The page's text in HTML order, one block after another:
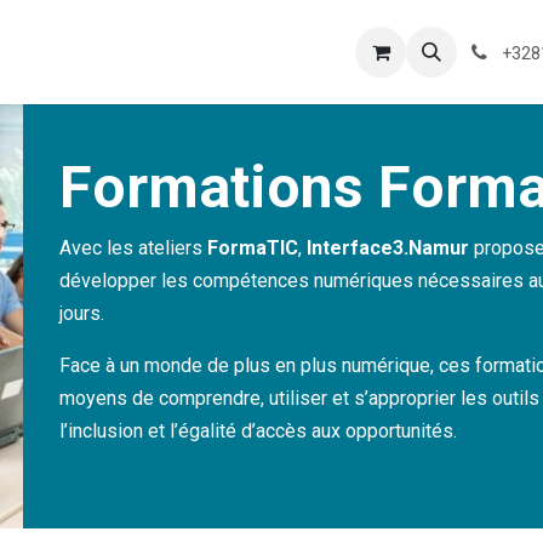
Formations
Avec les ateliers FormaTIC, Interface3.Namur
développer les compétences numériques nécessaires
jours.
Face à un monde de plus en plus numérique, ces
moyens de comprendre, utiliser et s’approprier les
l’inclusion et l’égalité d’accès aux opportunités.